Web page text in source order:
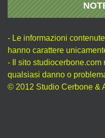
- Le informazioni
hanno carattere
- Il sito
qualsiasi danno o
© 2012 Studio Cerbone &